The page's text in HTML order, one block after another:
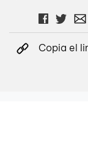
Copia el